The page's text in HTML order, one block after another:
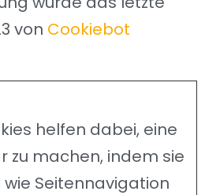
von Cookiebot
helfen dabei, eine
zu machen, indem sie
Seitennavigation